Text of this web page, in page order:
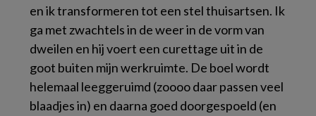
en ik transformeren tot een stel thuisartsen. Ik
ga met zwachtels in de weer in de vorm van
dweilen en hij voert een curettage uit in de
goot buiten mijn werkruimte. De boel wordt
helemaal leeggeruimd (zoooo daar passen veel
blaadjes in) en daarna goed doorgespoeld (en